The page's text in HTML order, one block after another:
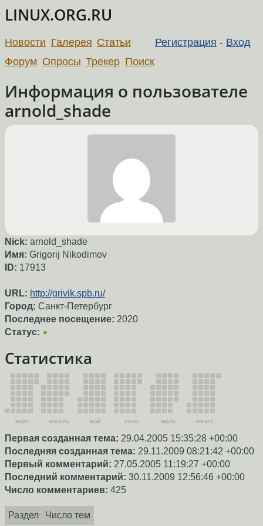
LINUX.ORG.RU
Регистрация - Вход
Новости Галерея Статьи
Форум Опросы Трекер Поиск
Информация о пользователе
arnold_shade
Nick: arnold_shade
Имя: Grigorij Nikodimov
ID: 17913
URL: http://grivik.spb.ru/
Город: Санкт-Петербург
Последнее посещение: 2020
Статус: ★
Статистика
март апрель май июнь июль август
Первая созданная тема: 29.04.2005 15:35:28 +00:00
Последняя созданная тема: 29.11.2009 08:21:42 +00:00
Первый комментарий: 27.05.2005 11:19:27 +00:00
Последний комментарий: 30.11.2009 12:56:46 +00:00
Число комментариев: 425
Раздел Число тем